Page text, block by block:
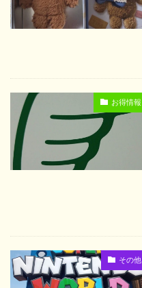
お得情報
その他